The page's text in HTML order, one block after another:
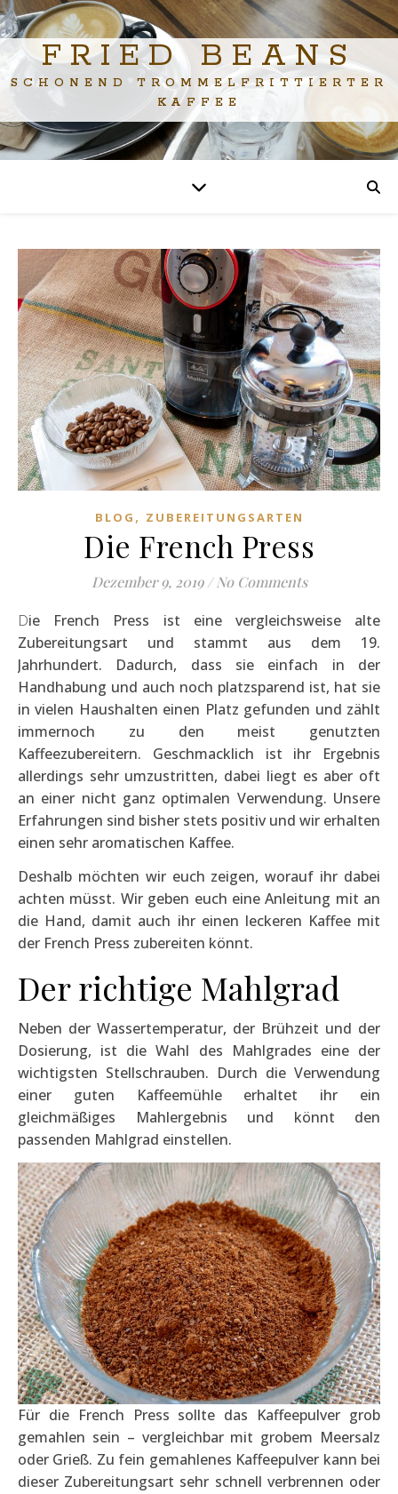
FRIED BEANS
SCHONEND TROMMELFRITTIERTER
KAFFEE
BLOG , ZUBEREITUNGSARTEN
Die French Press
Dezember 9, 2019 / No Comments
Die French Press ist eine vergleichsweise alte
Zubereitungsart und stammt aus dem 19.
Jahrhundert. Dadurch, dass sie einfach in der
Handhabung und auch noch platzsparend ist, hat sie
in vielen Haushalten einen Platz gefunden und zählt
immernoch zu den meist genutzten
Kaffeezubereitern. Geschmacklich ist ihr Ergebnis
allerdings sehr umzustritten, dabei liegt es aber oft
an einer nicht ganz optimalen Verwendung. Unsere
Erfahrungen sind bisher stets positiv und wir erhalten
einen sehr aromatischen Kaffee.
Deshalb möchten wir euch zeigen, worauf ihr dabei
achten müsst. Wir geben euch eine Anleitung mit an
die Hand, damit auch ihr einen leckeren Kaffee mit
der French Press zubereiten könnt.
Der richtige Mahlgrad
Neben der Wassertemperatur, der Brühzeit und der
Dosierung, ist die Wahl des Mahlgrades eine der
wichtigsten Stellschrauben. Durch die Verwendung
einer guten Kaffeemühle erhaltet ihr ein
gleichmäßiges Mahlergebnis und könnt den
passenden Mahlgrad einstellen.
Für die French Press sollte das Kaffeepulver grob
gemahlen sein – vergleichbar mit grobem Meersalz
oder Grieß. Zu fein gemahlenes Kaffeepulver kann bei
dieser Zubereitungsart sehr schnell verbrennen oder